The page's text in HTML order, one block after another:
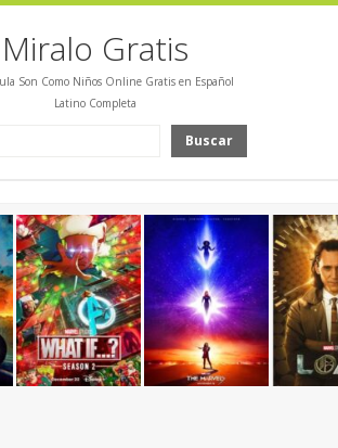
Miralo Gratis
Son Como Niños Online Gratis en Español
Latino Completa
Buscar